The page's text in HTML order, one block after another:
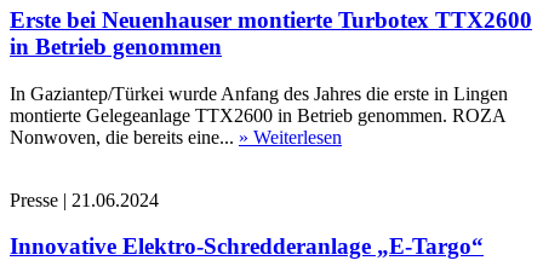
Erste bei Neuenhauser montierte Turbotex TTX2600
in Betrieb genommen
In Gaziantep/Türkei wurde Anfang des Jahres die erste in Lingen
montierte Gelegeanlage TTX2600 in Betrieb genommen. ROZA
Nonwoven, die bereits eine... » Weiterlesen
Presse | 21.06.2024
Innovative Elektro-Schredderanlage „E-Targo“